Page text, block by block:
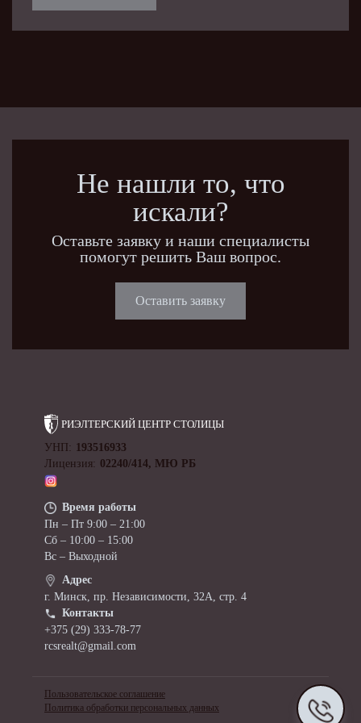
Не нашли то, что
искали?
Оставьте заявку и наши специалисты
помогут решить Ваш вопрос.
Оставить заявку
РИЭЛТЕРСКИЙ ЦЕНТР СТОЛИЦЫ
УНП: 193516933
Лицензия: 02240/414, МЮ РБ
Время работы
Пн – Пт 9:00 – 21:00
Сб – 10:00 – 15:00
Вс – Выходной
Адрес
г. Минск, пр. Независимости, 32А, стр. 4
Контакты
+375 (29) 333-78-77
rcsrealt@gmail.com
Пользовательское соглашение
Политика обработки персональных данных